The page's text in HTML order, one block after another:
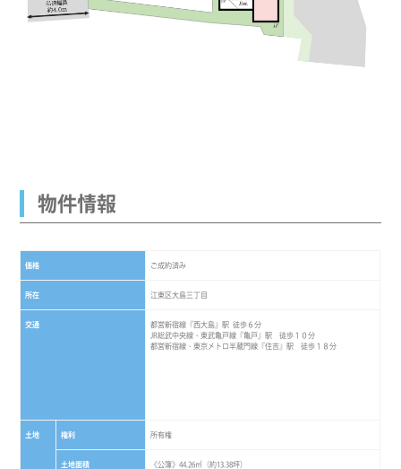
物件情報
価格 ご成約済み
所在 江東区大島三丁目
交通
都営新宿線『西大島』駅 徒歩６分
JR総武中央線・東武亀戸線『亀戸』駅 徒歩１０分
都営新宿線・東京メトロ半蔵門線『住吉』駅 徒歩１８分
土地 権利 所有権
土地面積 《公簿》44.26㎡（約13.38坪）